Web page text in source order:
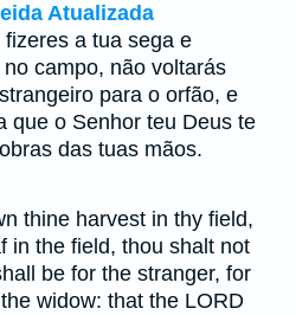
Atualizada
a tua sega e
campo, não voltarás
para o orfão, e
que o Senhor teu Deus te
das tuas mãos.
thine harvest in thy field,
in the field, thou shalt not
be for the stranger, for
widow: that the LORD